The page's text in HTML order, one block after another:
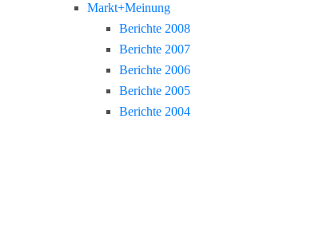
Markt+Meinung
Berichte 2008
Berichte 2007
Berichte 2006
Berichte 2005
Berichte 2004